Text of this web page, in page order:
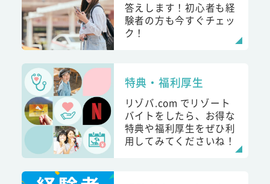
答えします！初心者も経
験者の方も今すぐチェッ
ク！
特典・福利厚生
リゾバ.com でリゾート
バイトをしたら、お得な
特典や福利厚生をぜひ利
用してみてくださいね！